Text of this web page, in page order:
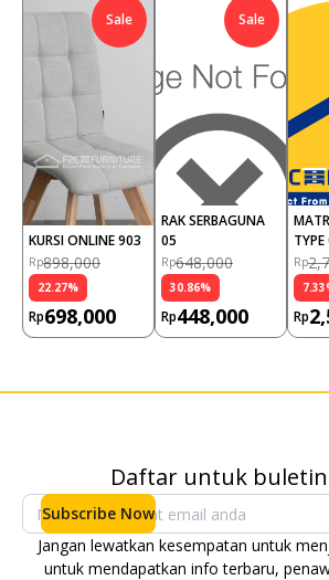
Sale
KURSI ONLINE 903
Rp898,000
22.27%
Rp698,000
Sale
RAK SERBAGUNA
05
Rp648,000
30.86%
Rp448,000
Rp
7.33
Rp
Daftar untuk
Subscribe Now
Jangan lewatkan kesempatan untuk
untuk mendapatkan info terbaru,